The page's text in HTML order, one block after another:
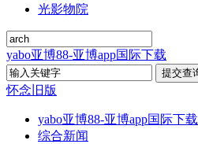
光影物院
yabo亚博88-亚博app国际下载
怀念旧版
yabo亚博88-亚博app国际下载
综合新闻